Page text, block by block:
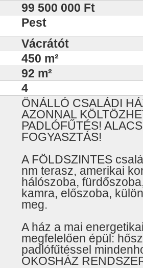
99 500 000 Ft
Pest
Vácrátót
450 m²
92 m²
4
ÖNÁLLÓ CSALÁDI
AZONNAL
PADLÓFŰTÉS!
FOGYASZTÁS!
A FÖLDSZINTES
nm terasz, amerikai
hálószoba,
kamra, előszoba,
meg.
A ház a mai
megfelelően épül:
padlófűtéssel
OKOSHÁZ